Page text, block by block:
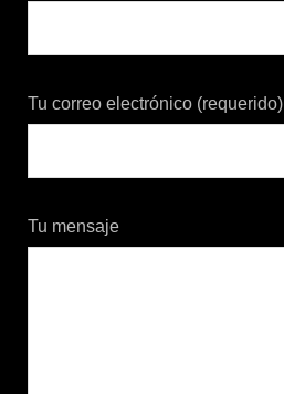
Tu correo electrónico (requerido)
Tu mensaje